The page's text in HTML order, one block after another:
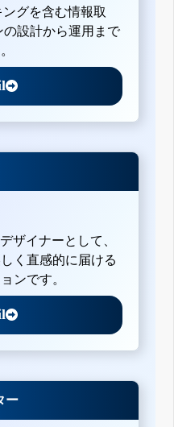
グを含む情報取
設計から運用まで
ザイナーとして、
く直感的に届ける
ンです。
ー